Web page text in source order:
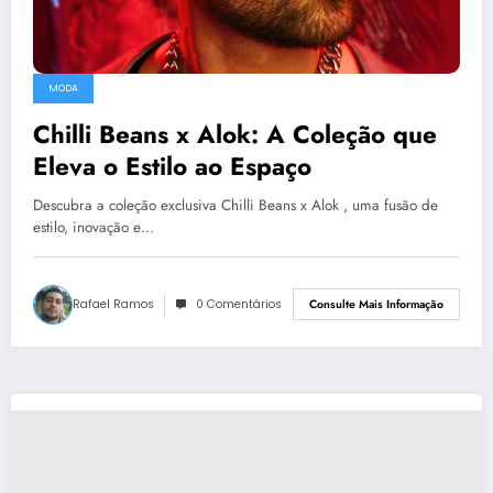
MODA
Chilli Beans x Alok: A Coleção que
Eleva o Estilo ao Espaço
Descubra a coleção exclusiva Chilli Beans x Alok , uma fusão de
estilo, inovação e…
Rafael Ramos 0 Comentários Consulte Mais Informação